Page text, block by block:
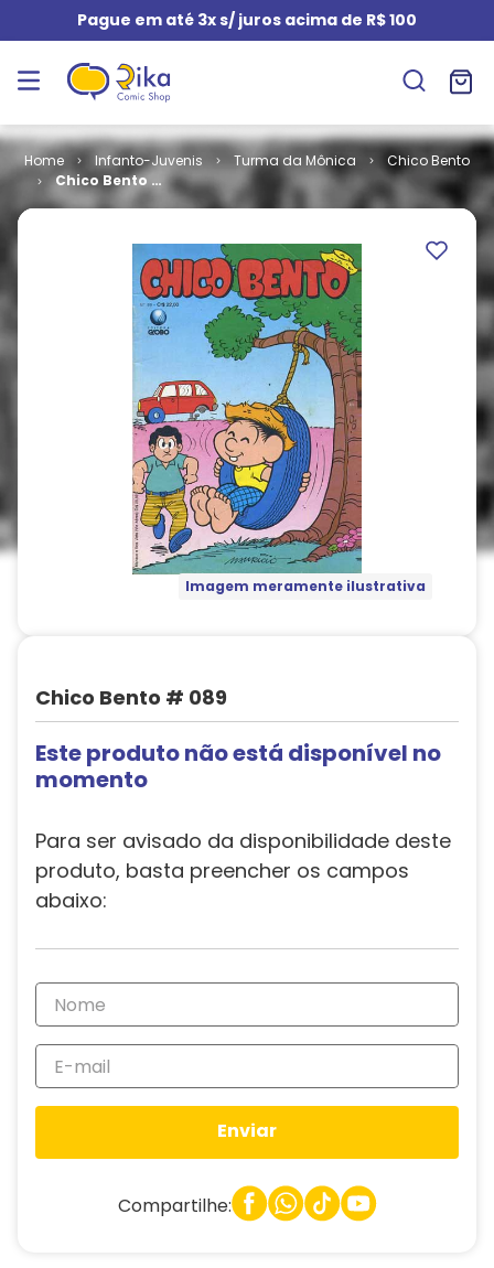
Pague em até 3x s/ juros acima de R$ 100
Infanto-Juvenis Turma da Mônica
Chico Bento
Chico Bento #
089
Imagem meramente ilustrativa
Chico Bento # 089
Este produto não está disponível no
momento
Para ser avisado da disponibilidade deste
produto, basta preencher os campos
abaixo:
Enviar
Compartilhe: